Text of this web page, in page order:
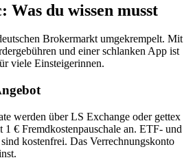
Was du wissen musst
Brokermarkt umgekrempelt. Mit
und einer schlanken App ist
viele Einsteigerinnen.
werden über LS Exchange oder gettex
1 € Fremdkostenpauschale an. ETF- und
kostenfrei. Das Verrechnungskonto